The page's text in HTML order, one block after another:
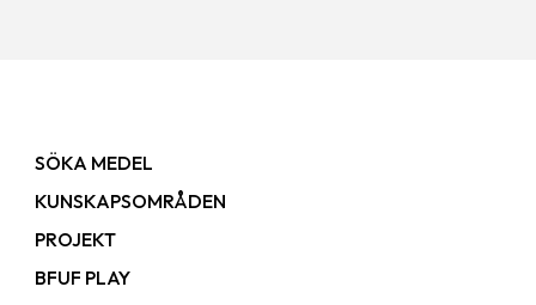
SÖKA MEDEL
KUNSKAPSOMRÅDEN
PROJEKT
BFUF PLAY